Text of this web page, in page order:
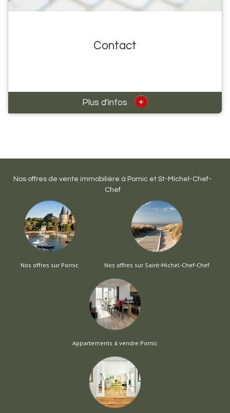
Contact
Plus d'infos +
Nos offres de vente immobilière à Pornic et St-Michel-Chef-
Chef
Nos offres sur Pornic Nos offres sur Saint-Michel-Chef-Chef
Appartements à vendre Pornic